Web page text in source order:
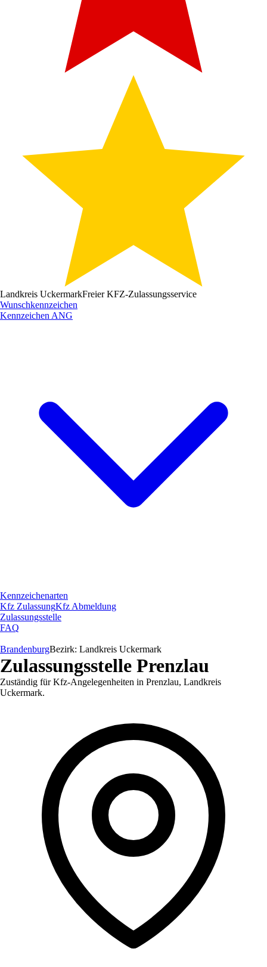
Landkreis UckermarkFreier KFZ-Zulassungsservice
Wunschkennzeichen
Kennzeichen ANG
Kennzeichenarten
Kfz ZulassungKfz Abmeldung
Zulassungsstelle
FAQ
BrandenburgBezirk: Landkreis Uckermark
Zulassungsstelle Prenzlau
Zuständig für Kfz-Angelegenheiten in Prenzlau, Landkreis
Uckermark.